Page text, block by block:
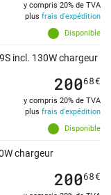
Disponible
y compris 20% de TVA
plus frais d'expédition
incl. 130W chargeur
Disponible
20068€
y compris 20% de TVA
plus frais d'expédition
chargeur
20068€